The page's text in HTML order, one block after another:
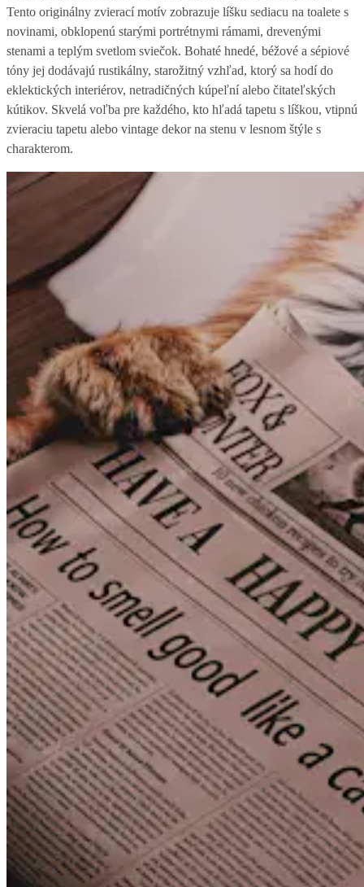
Tento originálny zvierací motív zobrazuje líšku sediacu na toalete s
novinami, obklopenú starými portrétnymi rámami, drevenými
stenami a teplým svetlom sviečok. Bohaté hnedé, béžové a sépiové
tóny jej dodávajú rustikálny, starožitný vzhľad, ktorý sa hodí do
eklektických interiérov, netradičných kúpeľní alebo čitateľských
kútikov. Skvelá voľba pre každého, kto hľadá tapetu s líškou, vtipnú
zvieraciu tapetu alebo vintage dekor na stenu v lesnom štýle s
charakterom.